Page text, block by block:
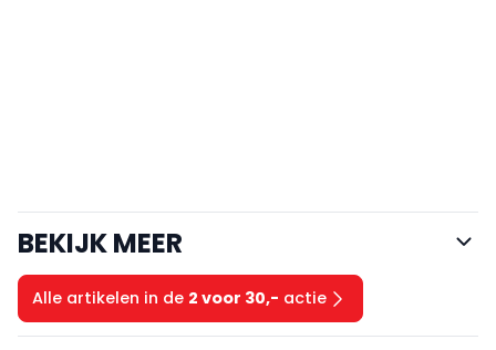
BEKIJK MEER
Alle artikelen in de 2 voor 30,- actie